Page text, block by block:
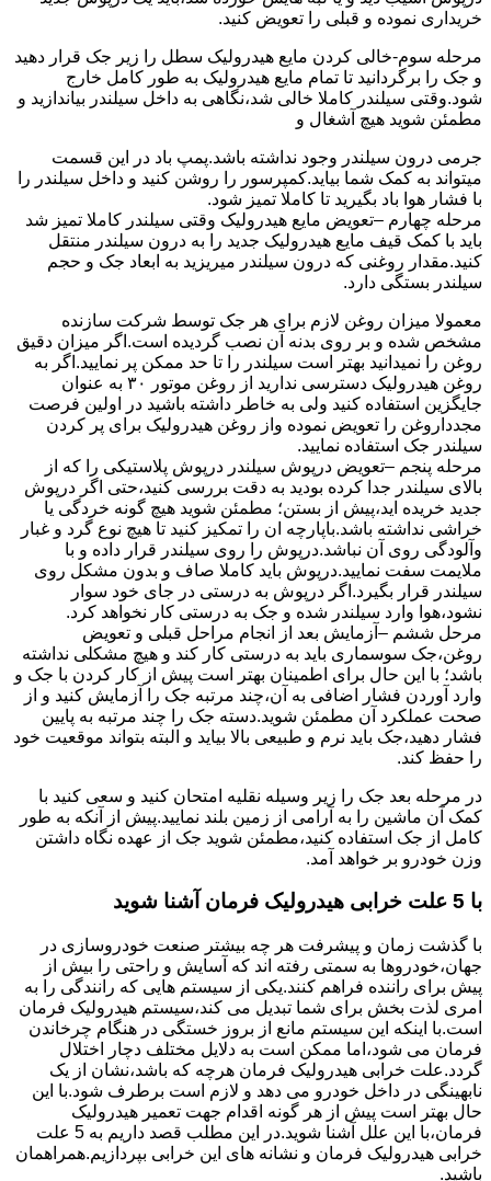
خریداری نموده و قبلی را تعویض کنید.
مرحله سوم-خالی کردن مایع هیدرولیک سطل را زیر جک قرار دهید
و جک را برگردانید تا تمام مایع هیدرولیک به طور کامل خارج
شود.وقتی سیلندر کاملا خالی شد،نگاهی به داخل سیلندر بیاندازید و
مطمئن شوید هیچ آشغال و
جرمی درون سیلندر وجود نداشته باشد.پمپ باد در این قسمت
میتواند به کمک شما بیاید.کمپرسور را روشن کنید و داخل سیلندر را
با فشار هوا باد بگیرید تا کاملا تمیز شود.
مرحله چهارم –تعویض مایع هیدرولیک وقتی سیلندر کاملا تمیز شد
باید با کمک قیف مایع هیدرولیک جدید را به درون سیلندر منتقل
کنید.مقدار روغنی که درون سیلندر میریزید به ابعاد جک و حجم
سیلندر بستگی دارد.
معمولا میزان روغن لازم برای هر جک توسط شرکت سازنده
مشخص شده و بر روی بدنه آن نصب گردیده است.اگر میزان دقیق
روغن را نمیدانید بهتر است سیلندر را تا حد ممکن پر نمایید.اگر به
روغن هیدرولیک دسترسی ندارید از روغن موتور ۳۰ به عنوان
جایگزین استفاده کنید ولی به خاطر داشته باشید در اولین فرصت
مجدداروغن را تعویض نموده واز روغن هیدرولیک برای پر کردن
سیلندر جک استفاده نمایید.
مرحله پنجم –تعویض درپوش سیلندر درپوش پلاستیکی را که از
بالای سیلندر جدا کرده بودید به دقت بررسی کنید،حتی اگر درپوش
جدید خریده اید،پیش از بستن؛ مطمئن شوید هیچ گونه خردگی یا
خراشی نداشته باشد.باپارچه ان را تمکیز کنید تا هیچ نوع گرد و غبار
وآلودگی روی آن نباشد.درپوش را روی سیلندر قرار داده و با
ملایمت سفت نمایید.درپوش باید کاملا صاف و بدون مشکل روی
سیلندر قرار بگیرد.اگر درپوش به درستی در جای خود سوار
نشود،هوا وارد سیلندر شده و جک به درستی کار نخواهد کرد.
مرحل ششم –آزمایش بعد از انجام مراحل قبلی و تعویض
روغن،جک سوسماری باید به درستی کار کند و هیچ مشکلی نداشته
باشد؛ با این حال برای اطمینان بهتر است پیش از کار کردن با جک و
وارد آوردن فشار اضافی به آن،چند مرتبه جک را آزمایش کنید و از
صحت عملکرد آن مطمئن شوید.دسته جک را چند مرتبه به پایین
فشار دهید،جک باید نرم و طبیعی بالا بیاید و البته بتواند موقعیت خود
را حفظ کند.
در مرحله بعد جک را زیر وسیله نقلیه امتحان کنید و سعی کنید با
کمک آن ماشین را به آرامی از زمین بلند نمایید.پیش از آنکه به طور
کامل از جک استفاده کنید،مطمئن شوید جک از عهده نگاه داشتن
وزن خودرو بر خواهد آمد.
با 5 علت خرابی هیدرولیک فرمان آشنا شوید
با گذشت زمان و پیشرفت هر چه بیشتر صنعت خودروسازی در
جهان،خودروها به سمتی رفته اند که آسایش و راحتی را بیش از
پیش برای راننده فراهم کنند.یکی از سیستم هایی که رانندگی را به
امری لذت بخش برای شما تبدیل می کند،سیستم هیدرولیک فرمان
است.با اینکه این سیستم مانع از بروز خستگی در هنگام چرخاندن
فرمان می شود،اما ممکن است به دلایل مختلف دچار اختلال
گردد.علت خرابی هیدرولیک فرمان هرچه که باشد،نشان از یک
نابهینگی در داخل خودرو می دهد و لازم است برطرف شود.با این
حال بهتر است پیش از هر گونه اقدام جهت تعمیر هیدرولیک
فرمان،با این علل آشنا شوید.در این مطلب قصد داریم به 5 علت
خرابی هیدرولیک فرمان و نشانه های این خرابی بپردازیم.همراهمان
باشید.